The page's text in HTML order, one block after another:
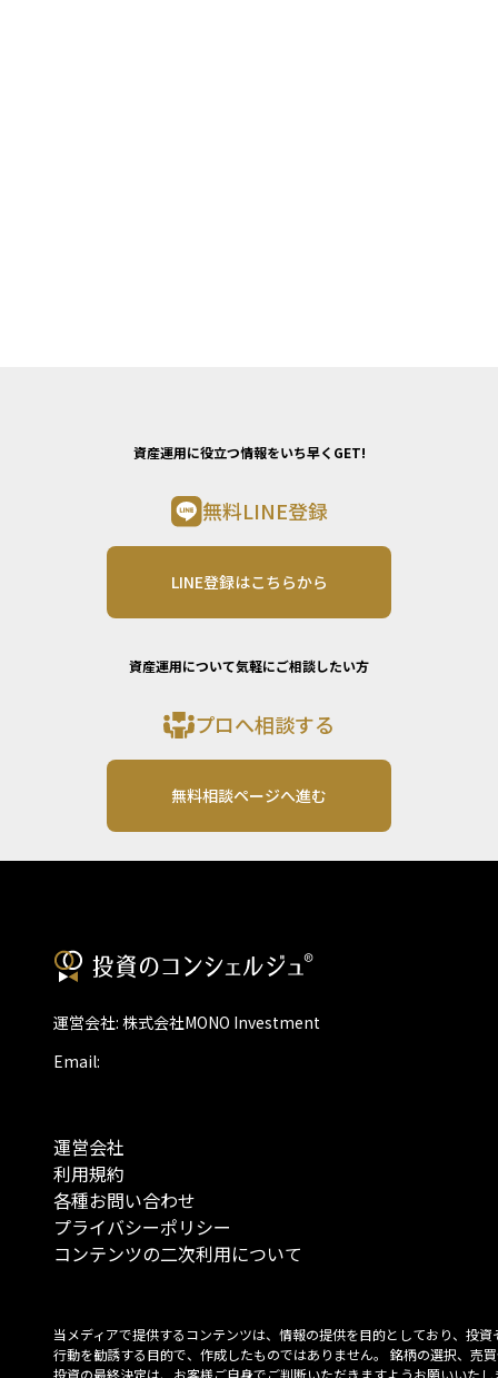
資産運用に役立つ情報をいち早くGET!
無料LINE登録
LINE登録はこちらから
資産運用について気軽にご相談したい方
プロへ相談する
無料相談ページへ進む
運営会社: 株式会社MONO Investment
Email:
運営会社
利用規約
各種お問い合わせ
プライバシーポリシー
コンテンツの二次利用について
当メディアで提供するコンテンツは、情報の提供を目的としており、投資
行動を勧誘する目的で、作成したものではありません。 銘柄の選択、売
投資の最終決定は、お客様ご自身でご判断いただきますようお願いいたし